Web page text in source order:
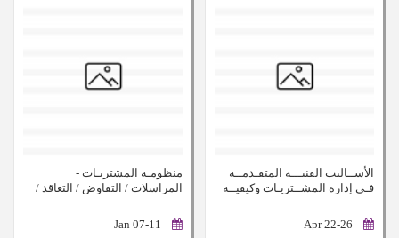
الأســاليب الفنيـــة المتقـدمــة
فـي إدارة المشــتريـات وكيفيــة
22-26 Apr
منظومـة المشتريـات -
المراسلات / التفاوض / التعاقد /
07-11 Jan